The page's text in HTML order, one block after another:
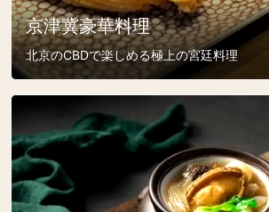
京津冀豪華料理
北京のCBDで楽しめる極上の宮廷料理